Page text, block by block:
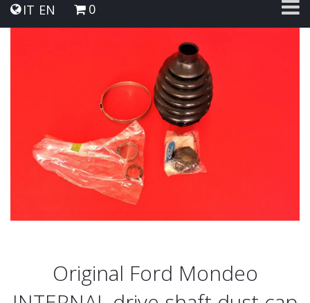
IT EN 0
Original Ford Mondeo